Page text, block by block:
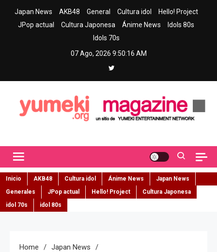
Japan News AKB48 General Cultura idol
Hello! Project
JPop actual
Cultura Japonesa Ánime News
Idols 80s
Idols 70s
07 Ago, 2026 9:50:17 AM
Inicio AKB48 Cultura idol Ánime News
Japan News
Generales
JPop actual Hello! Project
Cultura Japonesa
idol 70s
idol 80s
Home
Japan News